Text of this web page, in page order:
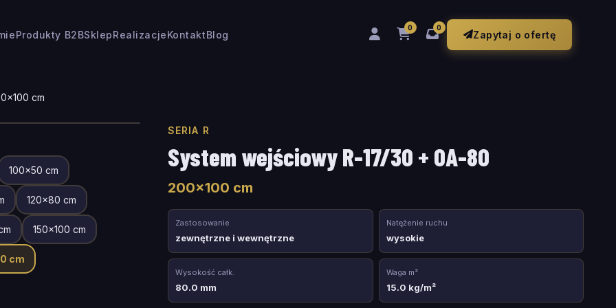
Produkty B2BSklepRealizacjeKontaktBlog
0 0
Zapytaj o ofertę
×100 cm
100×50 cm
120×80 cm
150×100 cm
cm
SERIA R
System wejściowy R-17/30 + OA-80
200×100 cm
Zastosowanie
zewnętrzne i wewnętrzne
Natężenie ruchu
wysokie
Wysokość całk.
80.0 mm
Waga m²
15.0 kg/m²